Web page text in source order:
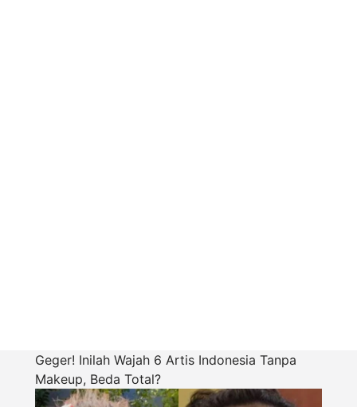
Geger! Inilah Wajah 6 Artis Indonesia Tanpa
Makeup, Beda Total?